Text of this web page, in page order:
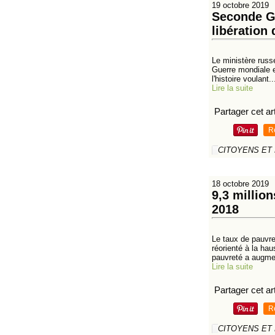
19 octobre 2019
Seconde
libération
Le ministère
Guerre mondiale
l'histoire
Lire la suite
Partager cet
CITOYENS ET
18 octobre 2019
9,3
2018
Le taux de
réorienté à la
pauvreté a
Lire la suite
Partager cet
CITOYENS ET